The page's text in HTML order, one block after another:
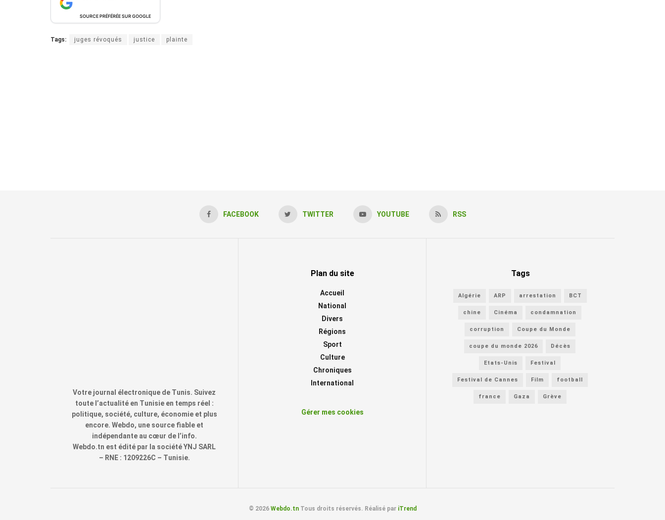
SOURCE PRÉFÉRÉE SUR GOOGLE
Tags: juges révoqués justice plainte
FACEBOOK TWITTER YOUTUBE RSS
Votre journal électronique de Tunis. Suivez
toute l’actualité en Tunisie en temps réel :
politique, société, culture, économie et plus
encore. Webdo, une source fiable et
indépendante au cœur de l’info.
Webdo.tn est édité par la société YNJ SARL
– RNE : 1209226C – Tunisie.
Plan du site
Accueil
National
Divers
Régions
Sport
Culture
Chroniques
International
Gérer mes cookies
Tags
Algérie ARP arrestation BCT
chine Cinéma condamnation
corruption Coupe du Monde
coupe du monde 2026 Décès
Etats-Unis Festival
Festival de Cannes Film football
france Gaza Grève
© 2026 Webdo.tnTous droits réservés. Réalisé par iTrend